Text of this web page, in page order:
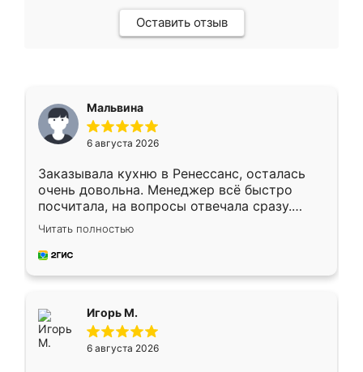
Оставить отзыв
Мальвина
6 августа 2026
Заказывала кухню в Ренессанс, осталась
очень довольна. Менеджер всё быстро
посчитала, на вопросы отвечала сразу.
Замерщик приехал в субботу, подошёл к
делу со всей ответственностью. Собрали
за день, ребята работали аккуратно, даже
Читать полностью
Игорь М.
6 августа 2026